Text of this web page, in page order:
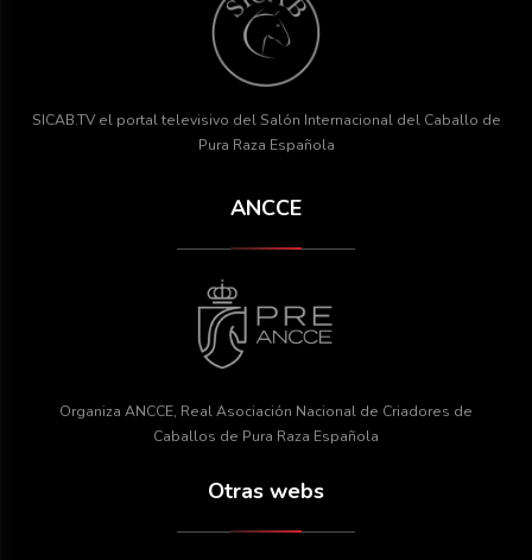
SICAB.TV el portal televisivo del Salón Internacional del Caballo de
Pura Raza Española
ANCCE
Organiza ANCCE, Real Asociación Nacional de Criadores de
Caballos de Pura Raza Española
Otras webs